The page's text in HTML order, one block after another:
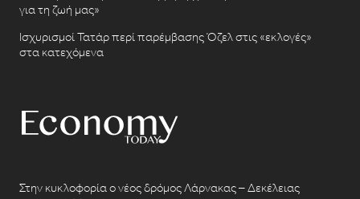
για τη ζωή μας»
Ισχυρισμοί Τατάρ περί παρέμβασης Όζελ στις «εκλογές»
στα κατεχόμενα
Στην κυκλοφορία ο νέος δρόμος Λάρνακας – Δεκέλειας